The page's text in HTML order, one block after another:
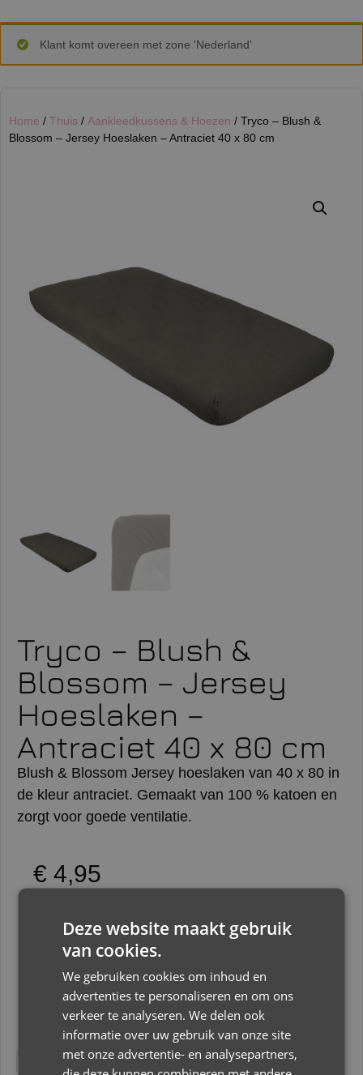
Klant komt overeen met zone 'Nederland'
Home / Thuis / Aankleedkussens & Hoezen / Tryco – Blush &
Blossom – Jersey Hoeslaken – Antraciet 40 x 80 cm
Tryco – Blush &
Blossom – Jersey
Hoeslaken –
Antraciet 40 x 80 cm
Blush & Blossom Jersey hoeslaken van 40 x 80 in
de kleur antraciet. Gemaakt van 100 % katoen en
zorgt voor goede ventilatie.
€ 4,95
Toevoegen aan winkelwagen
Beschrijving
Aanvullende informatie
Deze website maakt gebruik
van cookies.
We gebruiken cookies om inhoud en
advertenties te personaliseren en om ons
verkeer te analyseren. We delen ook
informatie over uw gebruik van onze site
met onze advertentie- en analysepartners,